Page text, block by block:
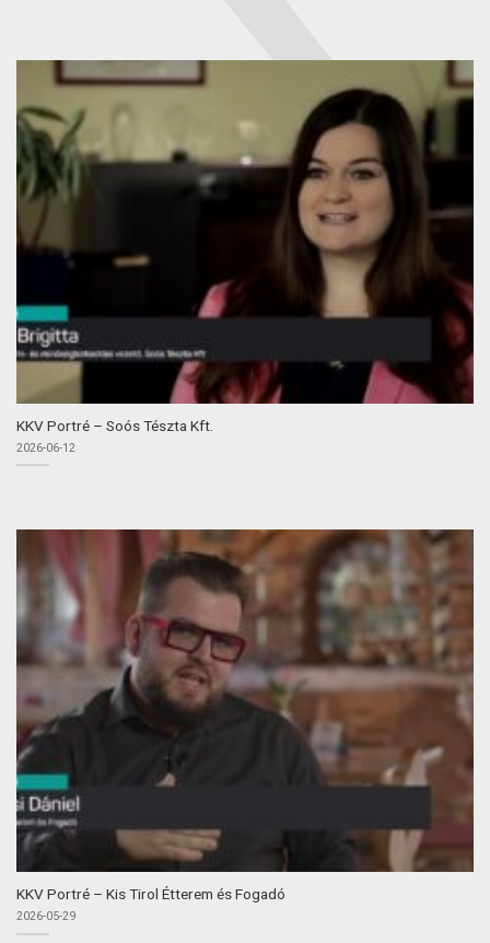
KKV Portré – Soós Tészta Kft.
2026-06-12
KKV Portré – Kis Tirol Étterem és Fogadó
2026-05-29